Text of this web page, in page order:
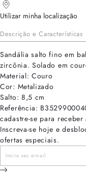
Utilizar minha localização
Descrição e Características
Sandália salto fino em
zircônia. Solado em
Material: Couro
Cor: Metalizado
Salto: 8,5 cm
Referência:
cadastre-se para
Inscreva-se hoje e
ofertas especiais.